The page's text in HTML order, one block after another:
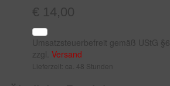
€ 14,00
Umsatzsteuerbefreit gemäß UStG §6
zzgl. Versand
Lieferzeit: ca. 48 Stunden